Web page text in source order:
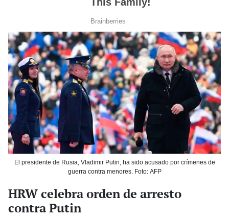
El presidente de Rusia, Vladimir Putin, ha sido acusado por crímenes de
guerra contra menores. Foto: AFP
HRW celebra orden de arresto
contra Putin